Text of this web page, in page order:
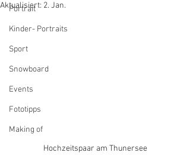
Portrait
Kinder- Portraits
Sport
Snowboard
Events
Fototipps
Making of
Aktualisiert: 2. Jan.
Hochzeitspaar am Thunersee